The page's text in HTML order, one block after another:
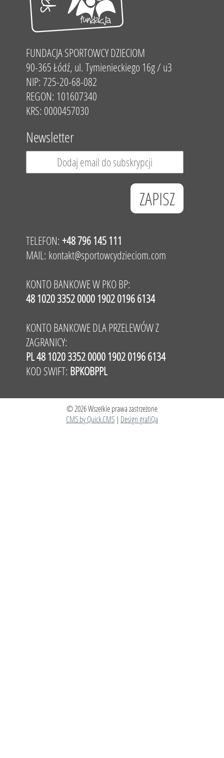
FUNDACJA SPORTOWCY DZIECIOM
90-365 Łódź, ul. Tymienieckiego 16g / u3
NIP: 725-20-68-082
REGON: 101607340
KRS: 0000457030
Newsletter
TELEFON: +48 796 145 111
MAIL: kontakt@sportowcydzieciom.com
KONTO BANKOWE W PKO BP:
48 1020 3352 0000 1902 0196 6134
KONTO BANKOWE DLA PRZELEWÓW Z
ZAGRANICY:
PL 48 1020 3352 0000 1902 0196 6134
KOD SWIFT: BPKOBPPL
© 2026 Wszelkie prawa zastrzeżone
CMS by Quick.CMS | Design grafiQa